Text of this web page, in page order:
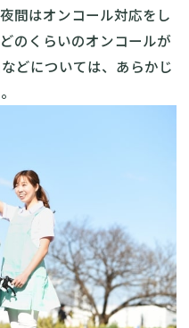
間はオンコール対応をし
のくらいのオンコールが
どについては、あらかじ